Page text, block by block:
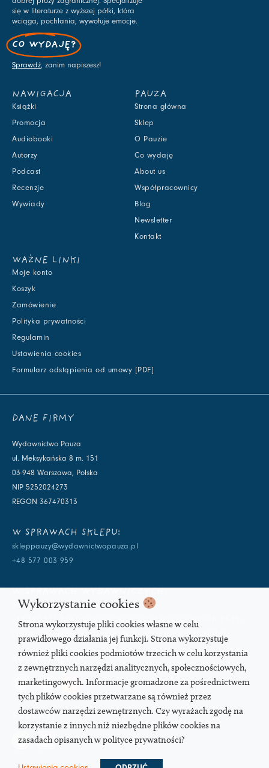
się w literaturze z wyższej półki, która
wciąga, pochłania, wywołuje emocje.
CO WYDAJĘ?
Sprawdź, zanim napiszesz!
NAWIGACJA
Książki
Promocja
Audiobooki
Autorzy
Podcast
Recenzje
Wywiady
PAUZA
Strona główna
Sklep
O Pauzie
Co wydaję
About us
Współpracownicy
Blog
Newsletter
Kontakt
WAŻNE LINKI
Moje konto
Koszyk
Zamówienie
Polityka prywatności
Regulamin
Ustawienia cookies
Formularz odstąpienia od umowy [PDF]
DANE FIRMY
Wydawnictwo Pauza
ul. Meksykańska 8 m. 151
03-948 Warszawa, Polska
NIP 5252024273
REGON 367470313
W SPRAWACH SKLEPU:
skleppauzy@wydawnictwopauza.pl
+48 577 003 959
info@wydawnictwopauza.pl
+48 501 177 119 (czynny w dni powszednie w godzinach 11-15,
proszę o wysłanie wiadomości SMS, gdybym nie odbierała)
SOCIAL MEDIA
PODCAST
Wykorzystanie cookies
Strona wykorzystuje pliki cookies własne w celu
prawidłowego działania jej funkcji. Strona wykorzystuje
również pliki cookies podmiotów trzecich w celu korzystania
z zewnętrznych narzędzi analitycznych, społecznościowych,
marketingowych. Informacje gromadzone za pośrednictwem
tych plików cookies przetwarzane są również przez
dostawców narzędzi zewnętrznych. Czy wyrażach zgodę na
korzystanie z innych niż niezbędne plików cookies na
zasadach opisanych w polityce prywatności?